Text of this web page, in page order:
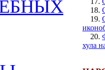
18.
19.
20.
хула